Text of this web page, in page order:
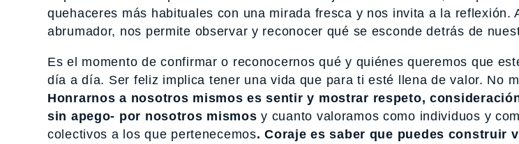
quehaceres más habituales con una mirada fresca y nos invita a la reflexión.
abrumador, nos permite observar y reconocer qué se esconde detrás de
Es el momento de confirmar o reconocernos qué y quiénes queremos que
día a día. Ser feliz implica tener una vida que para ti esté llena de valor. No
Honrarnos a nosotros mismos es sentir y mostrar respeto,
sin apego- por nosotros mismosy cuanto valoramos como individuos y
colectivos a los que pertenecemos. Coraje es saber que puedes construir